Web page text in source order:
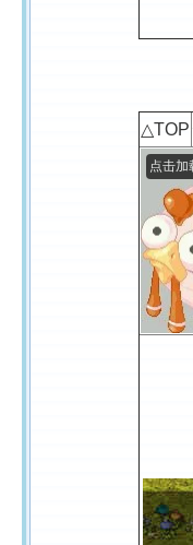
△TOP
点击加